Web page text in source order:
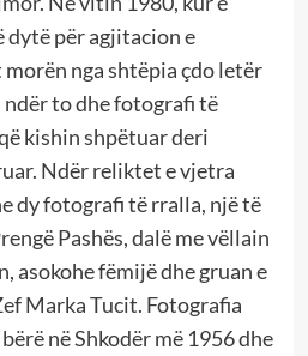
dytë për agjitacion e
nga shtëpia çdo letër
to dhe fotografi të
kishin shpëtuar deri
Ndër reliktet e vjetra
dy fotografi të rralla, një të
Pashës, dalë me vëllain
asokohe fëmijë dhe gruan e
Marka Tucit. Fotografia
në Shkodër më 1956 dhe